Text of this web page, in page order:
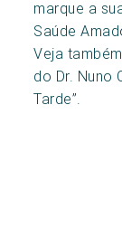
marque a
Saúde
Veja
do Dr. Nuno
Tarde”.